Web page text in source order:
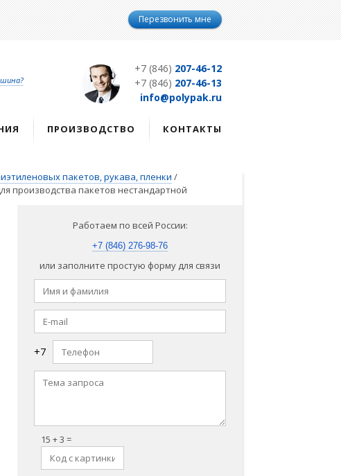
Перезвонить мне
+7 (846) 207-46-12
+7 (846) 207-46-13
info@polypak.ru
ПРОИЗВОДСТВО КОНТАКТЫ
пакетов, рукава, пленки /
производства пакетов нестандартной
Работаем по всей России:
+7 (846) 276-98-76
или заполните простую форму для связи
+7
15 + 3 =